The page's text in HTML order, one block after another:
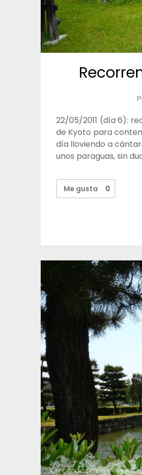
22/05/2011 (día 6):
de Kyoto para
día lloviendo a
unos paraguas, sin
Me gusta 0